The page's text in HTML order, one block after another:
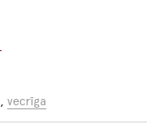
,vecrīga